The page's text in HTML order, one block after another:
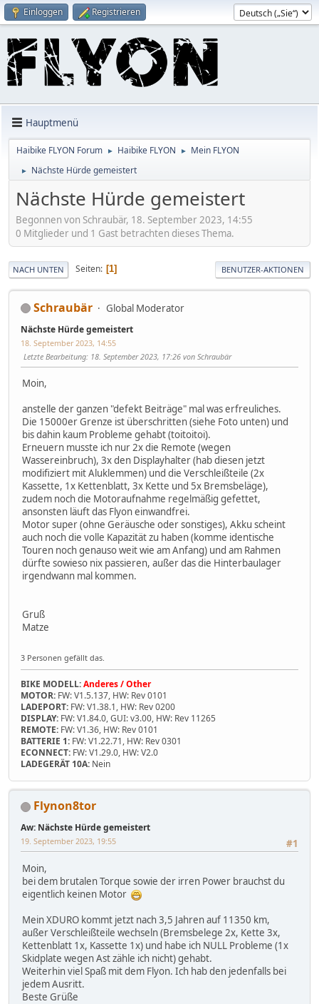
Einloggen Registrieren
Hauptmenü
Haibike FLYON Forum ► Haibike FLYON ► Mein FLYON
► Nächste Hürde gemeistert
Nächste Hürde gemeistert
Begonnen von Schraubär, 18. September 2023, 14:55
0 Mitglieder und 1 Gast betrachten dieses Thema.
NACH UNTEN Seiten 1 BENUTZER-AKTIONEN
Schraubär Global Moderator
Nächste Hürde gemeistert
18. September 2023, 14:55
Letzte Bearbeitung: 18. September 2023, 17:26 von Schraubär
Moin,
anstelle der ganzen "defekt Beiträge" mal was erfreuliches.
Die 15000er Grenze ist überschritten (siehe Foto unten) und
bis dahin kaum Probleme gehabt (toitoitoi).
Erneuern musste ich nur 2x die Remote (wegen
Wassereinbruch), 3x den Displayhalter (hab diesen jetzt
modifiziert mit Aluklemmen) und die Verschleißteile (2x
Kassette, 1x Kettenblatt, 3x Kette und 5x Bremsbeläge),
zudem noch die Motoraufnahme regelmäßig gefettet,
ansonsten läuft das Flyon einwandfrei.
Motor super (ohne Geräusche oder sonstiges), Akku scheint
auch noch die volle Kapazität zu haben (komme identische
Touren noch genauso weit wie am Anfang) und am Rahmen
dürfte sowieso nix passieren, außer das die Hinterbaulager
irgendwann mal kommen.
Gruß
Matze
3 Personen gefällt das.
BIKE MODELL:Anderes / Other
MOTOR: FW: V1.5.137, HW: Rev 0101
LADEPORT: FW: V1.38.1, HW: Rev 0200
DISPLAY: FW: V1.84.0, GUI: v3.00, HW: Rev 11265
REMOTE: FW: V1.36, HW: Rev 0101
BATTERIE 1: FW: V1.22.71, HW: Rev 0301
ECONNECT: FW: V1.29.0, HW: V2.0
LADEGERÄT 10A: Nein
Flynon8tor
Aw: Nächste Hürde gemeistert
#1
19. September 2023, 19:55
Moin,
bei dem brutalen Torque sowie der irren Power brauchst du
eigentlich keinen Motor
Mein XDURO kommt jetzt nach 3,5 Jahren auf 11350 km,
außer Verschleißteile wechseln (Bremsbelege 2x, Kette 3x,
Kettenblatt 1x, Kassette 1x) und habe ich NULL Probleme (1x
Skidplate wegen Ast zähle ich nicht) gehabt.
Weiterhin viel Spaß mit dem Flyon. Ich hab den jedenfalls bei
jedem Ausritt.
Beste Grüße